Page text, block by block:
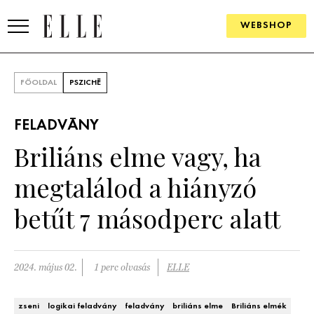
WEBSHOP
SZÉPSÉG
KULTÚRA
ÉLETMÓD
PÁRKAPCSOLAT
FŐOLDAL PSZICHÉ
FELADVÁNY
Briliáns elme vagy, ha
megtalálod a hiányzó
betűt 7 másodperc alatt
2024. május 02. 1 perc olvasás ELLE
zseni logikai feladvány feladvány briliáns elme Briliáns elmék